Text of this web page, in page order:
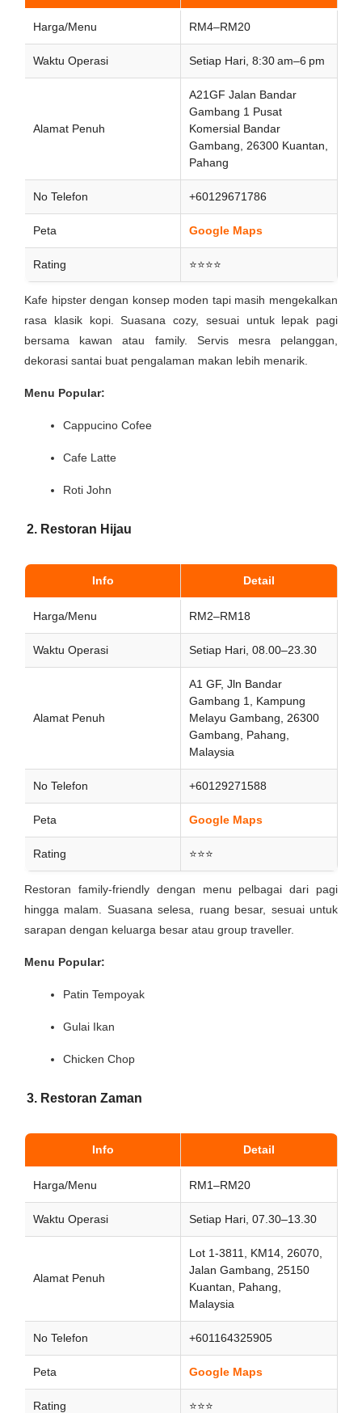
Harga/Menu RM4–RM20
Waktu Operasi Setiap Hari, 8:30 am–6 pm
Alamat Penuh
A21GF Jalan Bandar
Gambang 1 Pusat
Komersial Bandar
Gambang, 26300 Kuantan,
Pahang
No Telefon +60129671786
Peta Google Maps
Rating ⭐⭐⭐⭐
Kafe hipster dengan konsep moden tapi masih mengekalkan
rasa klasik kopi. Suasana cozy, sesuai untuk lepak pagi
bersama kawan atau family. Servis mesra pelanggan,
dekorasi santai buat pengalaman makan lebih menarik.
Menu Popular:
Cappucino Cofee
Cafe Latte
Roti John
2. Restoran Hijau
Info Detail
Harga/Menu RM2–RM18
Waktu Operasi Setiap Hari, 08.00–23.30
Alamat Penuh
A1 GF, Jln Bandar
Gambang 1, Kampung
Melayu Gambang, 26300
Gambang, Pahang,
Malaysia
No Telefon +60129271588
Peta Google Maps
Rating ⭐⭐⭐
Restoran family-friendly dengan menu pelbagai dari pagi
hingga malam. Suasana selesa, ruang besar, sesuai untuk
sarapan dengan keluarga besar atau group traveller.
Menu Popular:
Patin Tempoyak
Gulai Ikan
Chicken Chop
3. Restoran Zaman
Info Detail
Harga/Menu RM1–RM20
Waktu Operasi Setiap Hari, 07.30–13.30
Alamat Penuh
Lot 1-3811, KM14, 26070,
Jalan Gambang, 25150
Kuantan, Pahang,
Malaysia
No Telefon +601164325905
Peta Google Maps
Rating ⭐⭐⭐